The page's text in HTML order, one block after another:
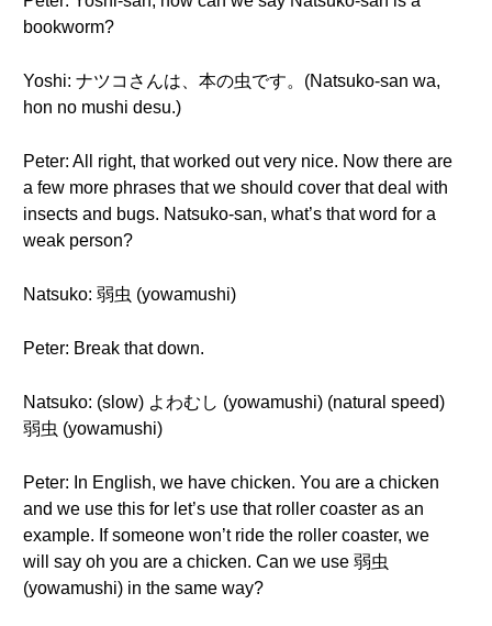
bookworm?
Yoshi: ナツコさんは、本の虫です。(Natsuko-san wa,
hon no mushi desu.)
Peter: All right, that worked out very nice. Now there are
a few more phrases that we should cover that deal with
insects and bugs. Natsuko-san, what’s that word for a
weak person?
Natsuko: 弱虫 (yowamushi)
Peter: Break that down.
Natsuko: (slow) よわむし (yowamushi) (natural speed)
弱虫 (yowamushi)
Peter: In English, we have chicken. You are a chicken
and we use this for let’s use that roller coaster as an
example. If someone won’t ride the roller coaster, we
will say oh you are a chicken. Can we use 弱虫
(yowamushi) in the same way?